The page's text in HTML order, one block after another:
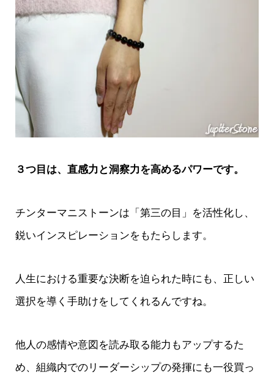
３つ目は、直感力と洞察力を高めるパワーです。
チンターマニストーンは「第三の目」を活性化し、
鋭いインスピレーションをもたらします。
人生における重要な決断を迫られた時にも、正しい
選択を導く手助けをしてくれるんですね。
他人の感情や意図を読み取る能力もアップするた
め、組織内でのリーダーシップの発揮にも一役買っ